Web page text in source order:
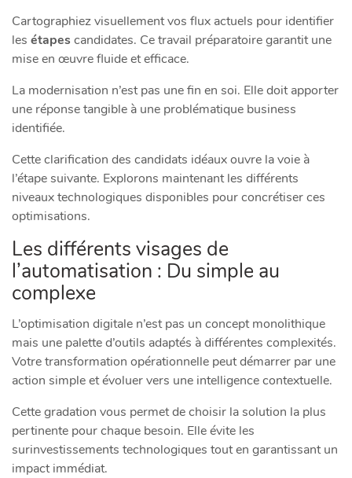
Cartographiez visuellement vos flux actuels pour identifier
les étapescandidates. Ce travail préparatoire garantit une
mise en œuvre fluide et efficace.
La modernisation n’est pas une fin en soi. Elle doit apporter
une réponse tangible à une problématique business
identifiée.
Cette clarification des candidats idéaux ouvre la voie à
l’étape suivante. Explorons maintenant les différents
niveaux technologiques disponibles pour concrétiser ces
optimisations.
Les différents visages de
l’automatisation : Du simple au
complexe
L’optimisation digitale n’est pas un concept monolithique
mais une palette d’outils adaptés à différentes complexités.
Votre transformation opérationnelle peut démarrer par une
action simple et évoluer vers une intelligence contextuelle.
Cette gradation vous permet de choisir la solution la plus
pertinente pour chaque besoin. Elle évite les
surinvestissements technologiques tout en garantissant un
impact immédiat.